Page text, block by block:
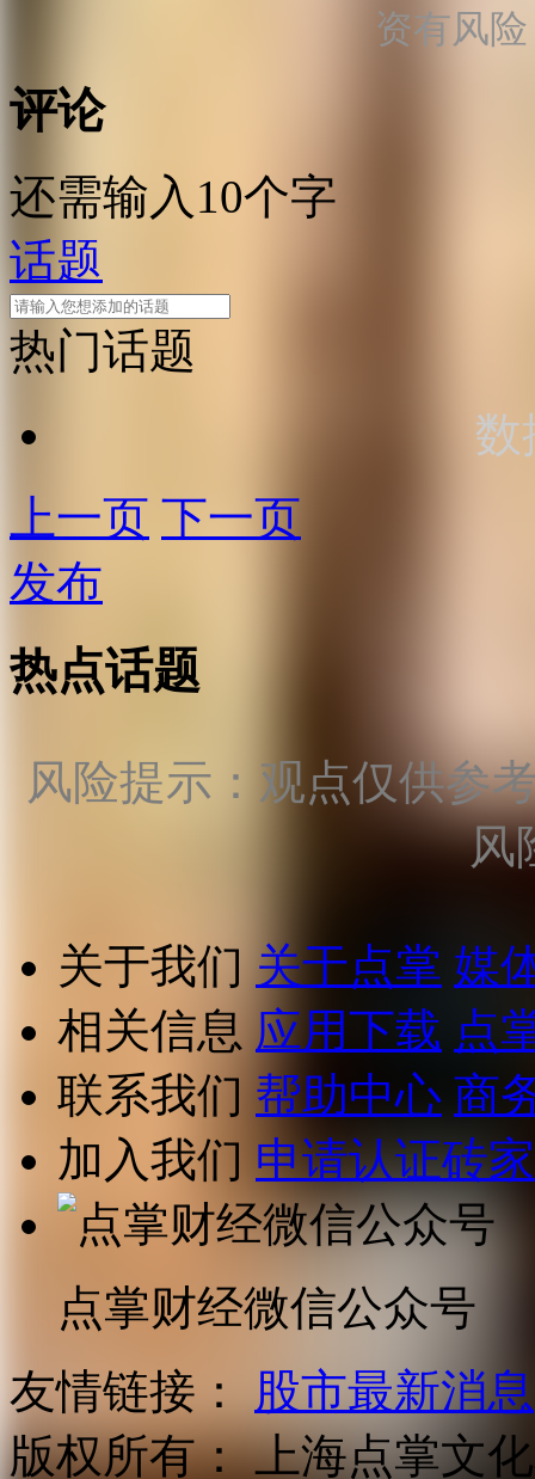
资有风
评论
还需输入10个字
话题
热门话题
数
上一页 下一页
发布
热点话题
风险提示：观点仅供参
风
关于我们 关于点掌 媒
相关信息 应用下载 点
联系我们 帮助中心 商
加入我们 申请认证砖家
点掌财经微信公众号
友情链接：
股市最新消息
版权所有： 上海点掌文